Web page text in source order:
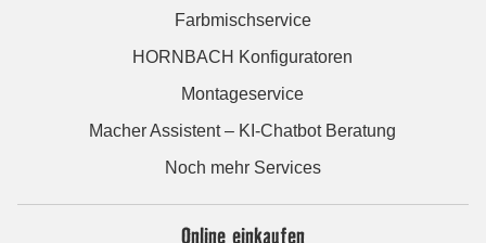
Farbmischservice
HORNBACH Konfiguratoren
Montageservice
Macher Assistent – KI-Chatbot Beratung
Noch mehr Services
Online einkaufen